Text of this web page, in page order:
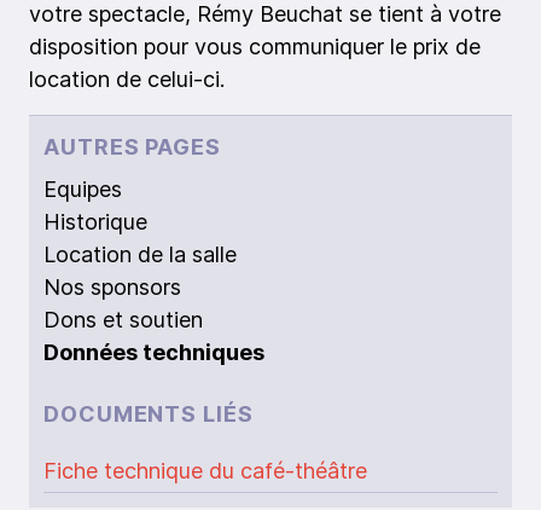
votre spectacle, Rémy Beuchat se tient à votre
disposition pour vous communiquer le prix de
location de celui-ci.
AUTRES PAGES
Equipes
Historique
Location de la salle
Nos sponsors
Dons et soutien
Données techniques
DOCUMENTS LIÉS
Fiche technique du café-théâtre